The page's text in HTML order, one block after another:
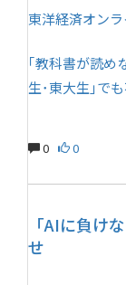
東洋経済オン
｢教科書が読め
生･東大生｣で
0 0
「AIに負け
せ